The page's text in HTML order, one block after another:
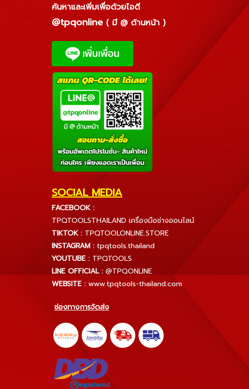
ค้นหาและเพิ่มเพื่อด้วยไอดี
@tpqonline ( มี @ ด้านหน้า )
SOCIAL MEDIA
FACEBOOK :
TPQTOOLSTHAILAND เครื่องมือช่างออนไลน์
TIKTOK : TPQTOOLONLINE.STORE
INSTAGRAM : tpqtools.thailand
YOUTUBE : TPQTOOLS
LINE OFFICIAL : @TPQONLINE
WEBSITE : www.tpqtools-thailand.com
ช่องทางการจัดส่ง